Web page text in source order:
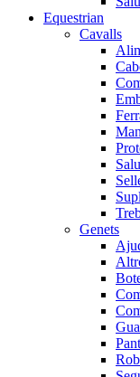
Equestrian
Cavalls
Genets